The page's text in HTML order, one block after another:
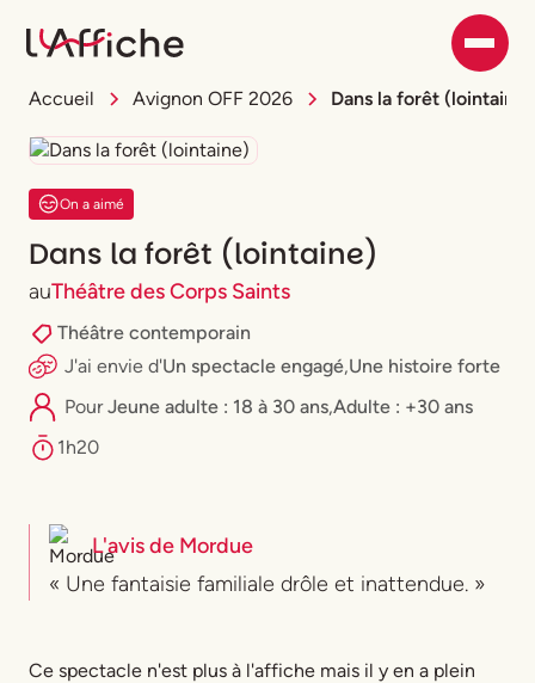
Accueil Avignon OFF 2026 Dans la forêt (lointaine)
On a aimé
Dans la forêt (lointaine)
auThéâtre des Corps Saints
Théâtre contemporain
J'ai envie d'Un spectacle engagé,Une histoire forte
Pour⁠Jeune adulte : 18 à 30 ans,Adulte : +30 ans
1h20
L'avis de Mordue
« Une fantaisie familiale drôle et inattendue. »
Ce spectacle n'est plus à l'affiche mais il y en a plein